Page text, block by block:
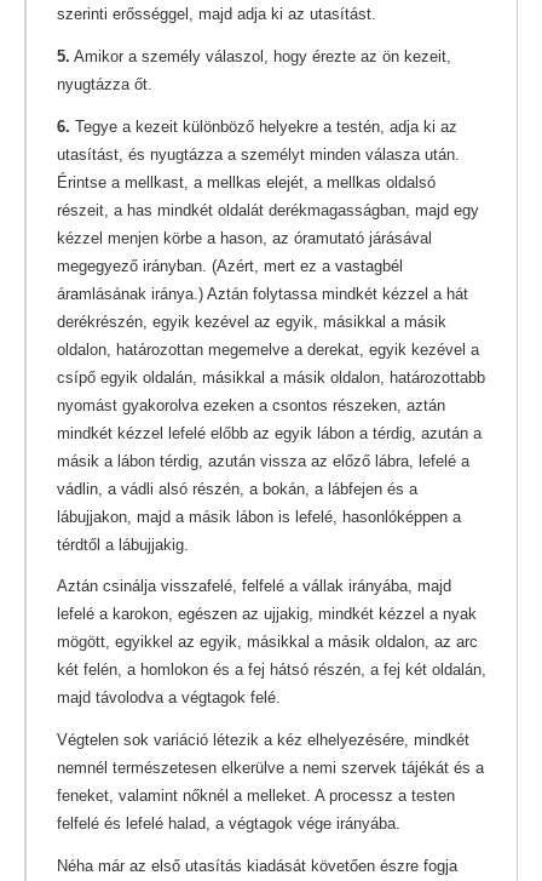
szerinti erősséggel, majd adja ki az utasítást.
5. Amikor a személy válaszol, hogy érezte az ön kezeit,
nyugtázza őt.
6. Tegye a kezeit különböző helyekre a testén, adja ki az
utasítást, és nyugtázza a személyt minden válasza után.
Érintse a mellkast, a mellkas elejét, a mellkas oldalsó
részeit, a has mindkét oldalát derékmagasságban, majd egy
kézzel menjen körbe a hason, az óramutató járásával
megegyező irányban. (Azért, mert ez a vastagbél
áramlásának iránya.) Aztán folytassa mindkét kézzel a hát
derékrészén, egyik kezével az egyik, másikkal a másik
oldalon, határozottan megemelve a derekat, egyik kezével a
csípő egyik oldalán, másikkal a másik oldalon, határozottabb
nyomást gyakorolva ezeken a csontos részeken, aztán
mindkét kézzel lefelé előbb az egyik lábon a térdig, azután a
másik a lábon térdig, azután vissza az előző lábra, lefelé a
vádlin, a vádli alsó részén, a bokán, a lábfejen és a
lábujjakon, majd a másik lábon is lefelé, hasonlóképpen a
térdtől a lábujjakig.
Aztán csinálja visszafelé, felfelé a vállak irányába, majd
lefelé a karokon, egészen az ujjakig, mindkét kézzel a nyak
mögött, egyikkel az egyik, másikkal a másik oldalon, az arc
két felén, a homlokon és a fej hátsó részén, a fej két oldalán,
majd távolodva a végtagok felé.
Végtelen sok variáció létezik a kéz elhelyezésére, mindkét
nemnél természetesen elkerülve a nemi szervek tájékát és a
feneket, valamint nőknél a melleket. A processz a testen
felfelé és lefelé halad, a végtagok vége irányába.
Néha már az első utasítás kiadását követően észre fogja